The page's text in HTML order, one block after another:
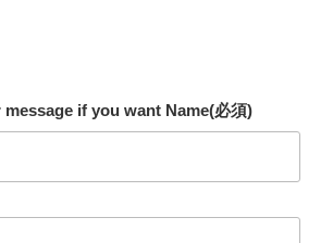
if you want Name(必須)